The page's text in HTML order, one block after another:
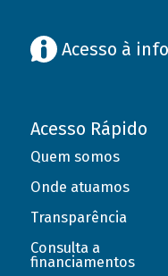
Acesso à
Acesso Rápido
Quem somos
Onde atuamos
Transparência
Consulta a
financiamentos